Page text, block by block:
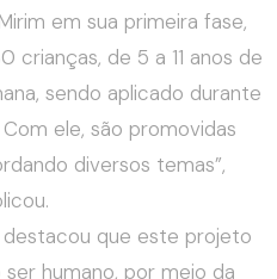
em sua primeira fase,
crianças, de 5 a 11 anos de
sendo aplicado durante
ele, são promovidas
diversos temas”,
que este projeto
humano, por meio da